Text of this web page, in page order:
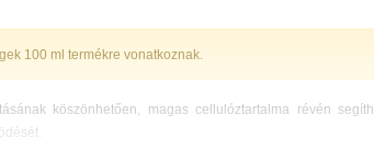
100 ml termékre vonatkoznak.
köszönhetően, magas cellulóztartalma révén